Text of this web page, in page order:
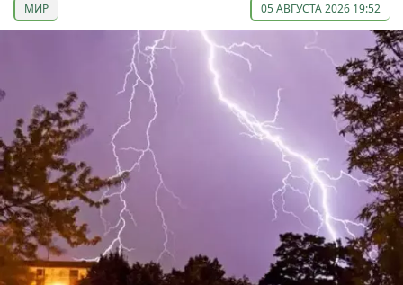
МИР 05 АВГУСТА 2026 19:52